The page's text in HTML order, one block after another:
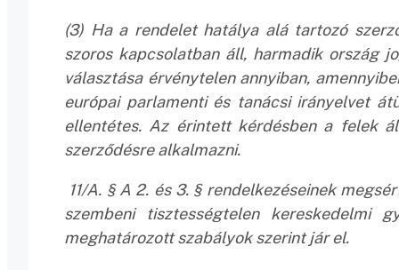
(3) Ha a rendelet hatálya alá tartozó
szoros kapcsolatban áll, harmadik ország
választása érvénytelen annyiban,
európai parlamenti és tanácsi irányelvet
ellentétes. Az érintett kérdésben a felek
szerződésre alkalmazni.
11/A. § A 2. és 3. § rendelkezéseinek
szembeni tisztességtelen kereskedelmi
meghatározott szabályok szerint jár el.